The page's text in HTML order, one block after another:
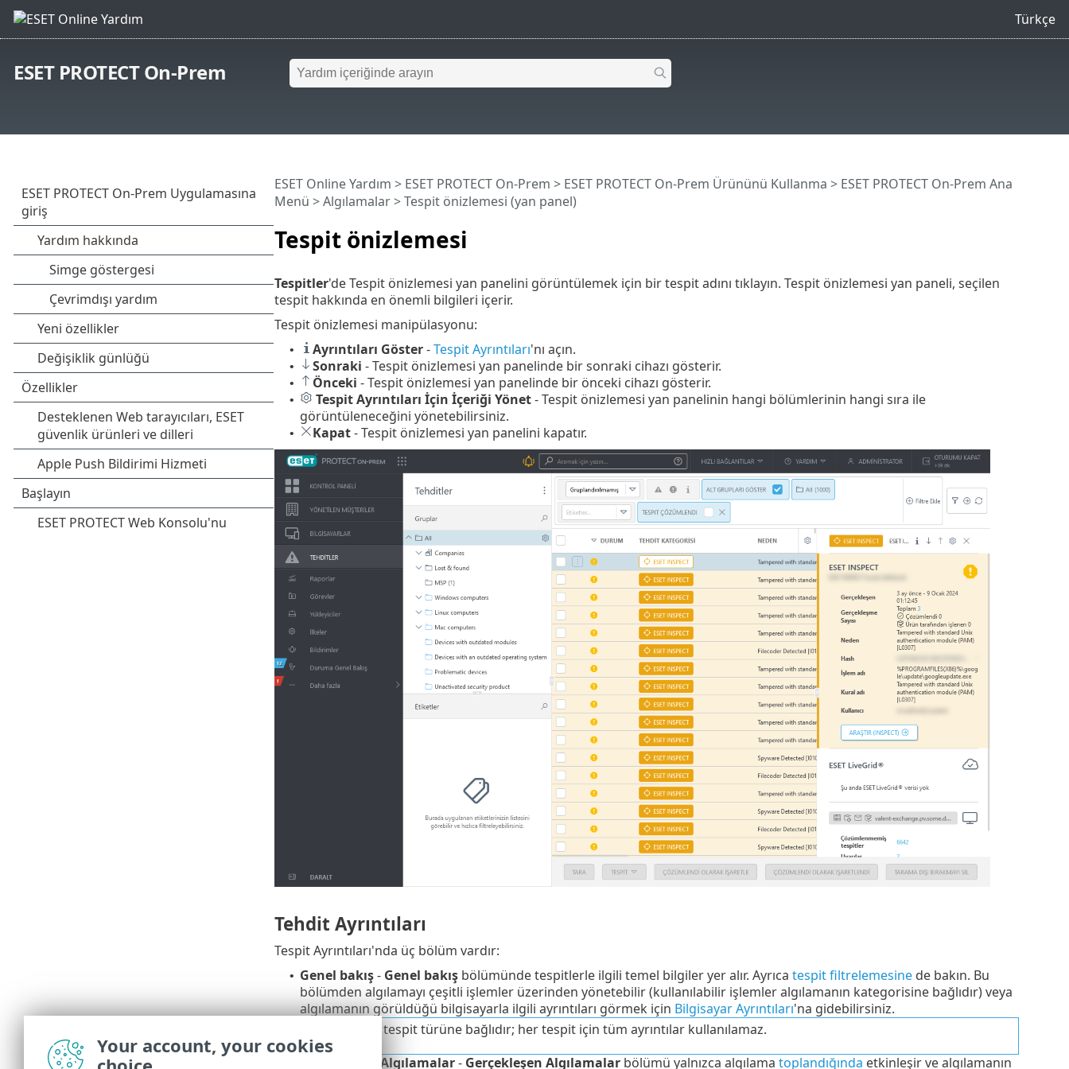
Türkçe
ESET PROTECT On-Prem
Tespit önizlemesi
ESET Online Yardım > ESET PROTECT On-Prem > ESET PROTECT On-Prem Ürününü Kullanma > ESET PROTECT On-Prem Ana
Menü >Algılamalar> Tespit önizlemesi (yan panel)
Tespitler'de Tespit önizlemesi yan panelini görüntülemek için bir tespit adını tıklayın. Tespit önizlemesi yan paneli, seçilen
tespit hakkında en önemli bilgileri içerir.
Tespit önizlemesi manipülasyonu:
• Ayrıntıları Göster-Tespit Ayrıntıları'nı açın.
• Sonraki - Tespit önizlemesi yan panelinde bir sonraki cihazı gösterir.
• Önceki - Tespit önizlemesi yan panelinde bir önceki cihazı gösterir.
• Tespit Ayrıntıları İçin İçeriği Yönet- Tespit önizlemesi yan panelinin hangi bölümlerinin hangi sıra ile
görüntüleneceğini yönetebilirsiniz.
• Kapat- Tespit önizlemesi yan panelini kapatır.
Tehdit Ayrıntıları
Tespit Ayrıntıları'nda üç bölüm vardır:
• Genel bakış- Genel bakışbölümünde tespitlerle ilgili temel bilgiler yer alır. Ayrıca tespit filtrelemesinede bakın. Bu
bölümden algılamayı çeşitli işlemler üzerinden yönetebilir (kullanılabilir işlemler algılamanın kategorisine bağlıdır) veya
algılamanın görüldüğü bilgisayarla ilgili ayrıntıları görmek için Bilgisayar Ayrıntıları'na gidebilirsiniz.
Ayrıntılar tespit türüne bağlıdır; her tespit için tüm ayrıntılar kullanılamaz.
Gerçekleşen Algılamalar- Gerçekleşen Algılamalarbölümü yalnızca algılama toplandığında etkinleşir ve algılamanın
Your account, your cookies